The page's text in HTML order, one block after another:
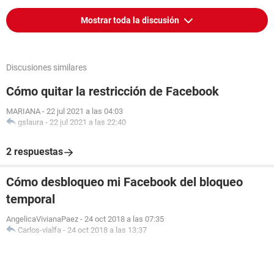
Mostrar toda la discusión
Discusiones similares
Cómo quitar la restricción de Facebook
MARIANA - 22 jul 2021 a las 04:03
gslaura - 22 jul 2021 a las 22:40
2 respuestas
Cómo desbloqueo mi Facebook del bloqueo
temporal
AngelicaVivianaPaez - 24 oct 2018 a las 07:35
Carlos-vialfa - 24 oct 2018 a las 13:37